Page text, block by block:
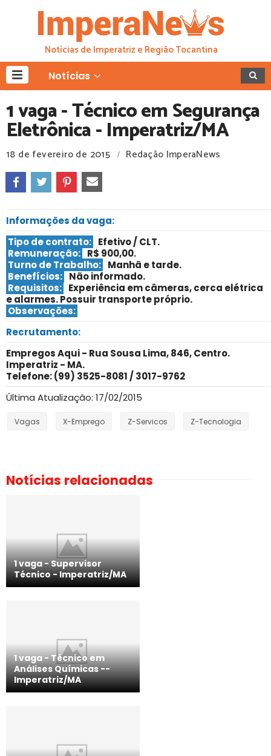
Notícias de Imperatriz e Região Tocantina
Notícias
1 vaga - Técnico em Segurança
Eletrônica - Imperatriz/MA
18 de fevereiro de 2015 / Redação ImperaNews
Informações da vaga:
Tipo de contrato: Efetivo / CLT.
Remuneração: R$ 900,00.
Turno de Trabalho: Manhã e tarde.
Benefícios: Não informado.
Requisitos: Experiência em câmeras, cerca elétrica
e alarmes. Possuir transporte próprio.
Observações:
Recrutamento:
Empregos Aqui - Rua Sousa Lima, 846, Centro.
Imperatriz - MA.
Telefone: (99) 3525-8081 / 3017-9762
Última Atualização: 17/02/2015
Vagas X-Emprego Z-Servicos Z-Tecnologia
Notícias relacionadas
1 vaga - Supervisor
Técnico ­- Imperatriz/MA
1 vaga - Técnico em
Análises Químicas -­
Imperatriz/MA